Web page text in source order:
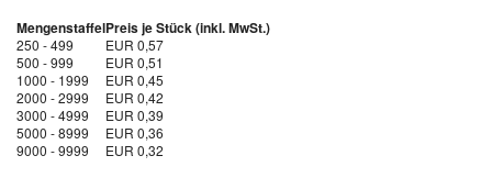
MengenstaffelPreis je Stück (inkl. MwSt.)
250 - 499
EUR 0,57
500 - 999
EUR 0,51
1000 - 1999
EUR 0,45
2000 - 2999
EUR 0,42
3000 - 4999
EUR 0,39
5000 - 8999
EUR 0,36
9000 - 9999
EUR 0,32